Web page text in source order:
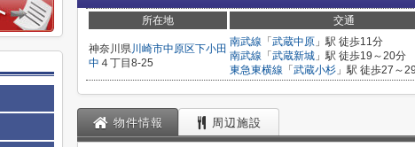
所在地 交通
神奈川県川崎市中原区下小田
中 ４丁目8-25
南武線 「 武蔵中原 」駅 徒歩11分
南武線 「 武蔵新城 」駅 徒歩19～20分
東急東横線 「 武蔵小杉 」駅 徒歩27～
物件情報 周辺施設